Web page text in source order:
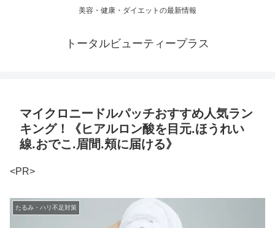
美容・健康・ダイエットの最新情報
トータルビューティープラス
マイクロニードルパッチおすすめ人気ラン
キング！《ヒアルロン酸を目元.ほうれい
線.おでこ.眉間.頬に届ける》
<PR>
たるみ・ハリ不足対策